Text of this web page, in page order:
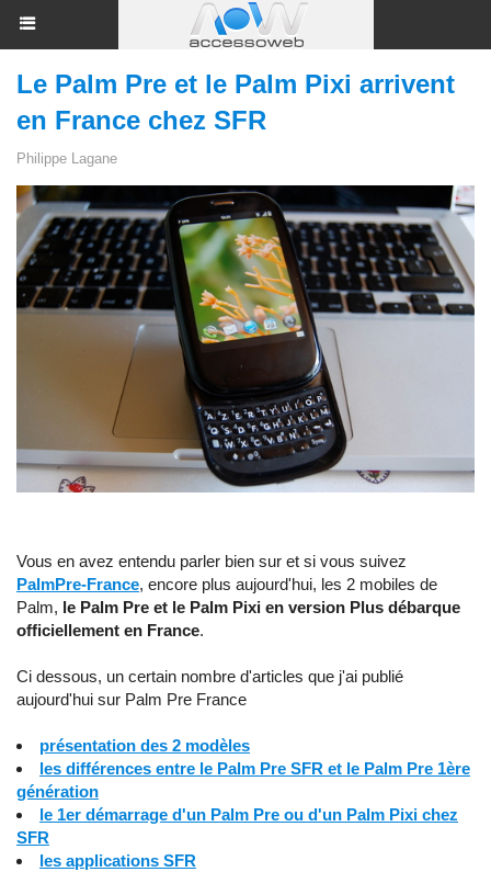
Le Palm Pre et le Palm Pixi arrivent
en France chez SFR
Philippe Lagane
Vous en avez entendu parler bien sur et si vous suivez
PalmPre-France, encore plus aujourd'hui, les 2 mobiles de
Palm, le Palm Pre et le Palm Pixi en version Plus débarque
officiellement en France.
Ci dessous, un certain nombre d'articles que j'ai publié
aujourd'hui sur Palm Pre France
présentation des 2 modèles
les différences entre le Palm Pre SFR et le Palm Pre 1ère
génération
le 1er démarrage d'un Palm Pre ou d'un Palm Pixi chez
SFR
les applications SFR